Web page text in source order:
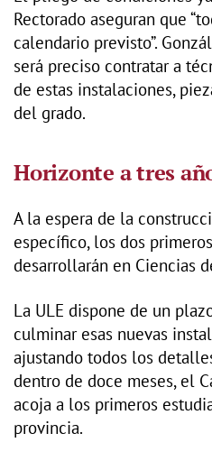
Rectorado aseguran que
calendario previsto”.
será preciso contratar a
de estas instalaciones,
del grado.
Horizonte a tres
A la espera de la
específico, los dos
desarrollarán en Ciencias
La ULE dispone de un
culminar esas nuevas
ajustando todos los
dentro de doce meses, el
acoja a los primeros
provincia.